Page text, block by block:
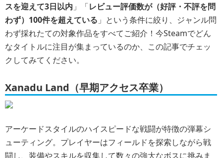
スを迎えて3日以内 」「レビュー評価数が（好評・不評を問
わず）100件を超えている 」という条件に絞り、ジャンル問
わず採れたての対象作品をすべてご紹介！今Steamでどん
なタイトルに注目が集まっているのか、この記事でチェッ
クしてみてください。
Xanadu Land（早期アクセス卒業）
アーケードスタイルのハイスピードな戦闘が特徴の弾幕シ
ューティング。プレイヤーはフィールドを探索しながら戦
闘し、装備やスキルを収集して数々の強大なボスに挑みま